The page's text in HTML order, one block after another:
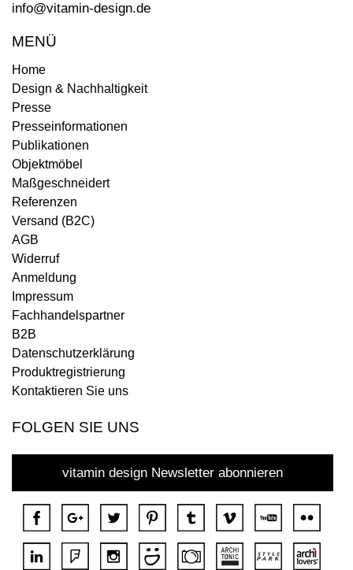
info@vitamin-design.de
MENÜ
Home
Design & Nachhaltigkeit
Presse
Presseinformationen
Publikationen
Objektmöbel
Maßgeschneidert
Referenzen
Versand (B2C)
AGB
Widerruf
Anmeldung
Impressum
Fachhandelspartner
B2B
Datenschutzerklärung
Produktregistrierung
Kontaktieren Sie uns
FOLGEN SIE UNS
vitamin design Newsletter abonnieren